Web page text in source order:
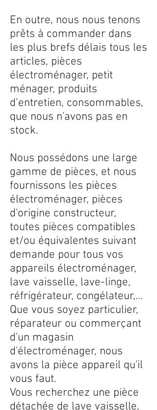
En outre, nous nous tenons
prêts à commander dans
les plus brefs délais tous les
articles, pièces
électroménager, petit
ménager, produits
d’entretien, consommables,
que nous n'avons pas en
stock.
Nous possédons une large
gamme de pièces, et nous
fournissons les pièces
électroménager, pièces
d'origine constructeur,
toutes pièces compatibles
et/ou équivalentes suivant
demande pour tous vos
appareils électroménager,
lave vaisselle, lave-linge,
réfrigérateur, congélateur,...
Que vous soyez particulier,
réparateur ou commerçant
d'un magasin
d'électroménager, nous
avons la pièce appareil qu'il
vous faut.
Vous recherchez une pièce
détachée de lave vaisselle,